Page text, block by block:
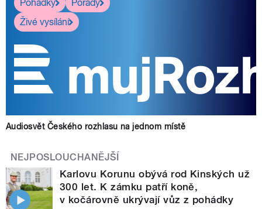
Pohádky
Pořady
Živé vysílání
Audiosvět Českého rozhlasu na jednom místě
NEJPOSLOUCHANĚJŠÍ
Karlovu Korunu obývá rod Kinských už
300 let. K zámku patří koně,
v kočárovně ukrývají vůz z pohádky